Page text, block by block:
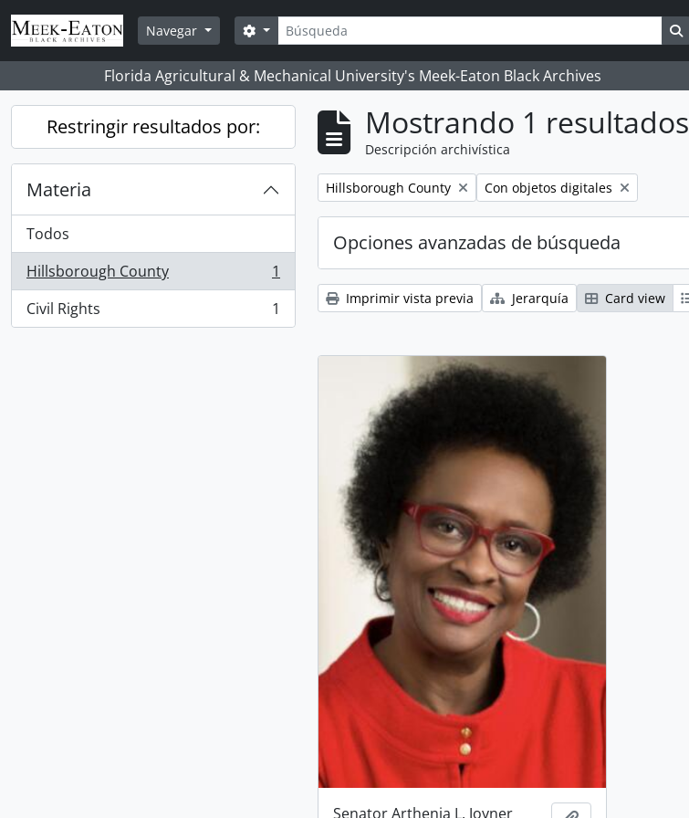
Skip to main content
Navegar
Búsqueda
Search options
Florida Agricultural & Mechanical University's Meek-Eaton Black Archives
Restringir resultados por:
Materia
Todos
Hillsborough County
, 1 resultados
1
Civil Rights
, 1 resultados 1
Mostrando 1 resultados
Descripción archivística
Remove filter:
Hillsborough County Remove filter:
Con objetos digitales
Opciones avanzadas de búsqueda
Imprimir vista previa Jerarquía Card view
Senator Arthenia L. Joyner